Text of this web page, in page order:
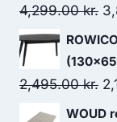
4,299.00kr.
2,495.00kr.
WOUD